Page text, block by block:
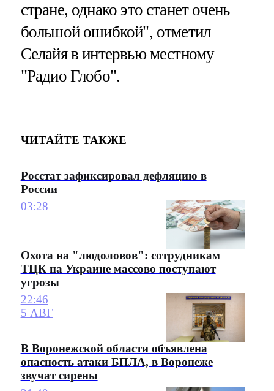
стране, однако это станет очень
большой ошибкой", отметил
Селайя в интервью местному
"Радио Глобо".
ЧИТАЙТЕ ТАКЖЕ
Росстат зафиксировал дефляцию в
России
03:28
Охота на "людоловов": сотрудникам
ТЦК на Украине массово поступают
угрозы
22:46
5 АВГ
В Воронежской области объявлена
опасность атаки БПЛА, в Воронеже
звучат сирены